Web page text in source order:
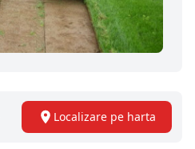
Localizare pe harta